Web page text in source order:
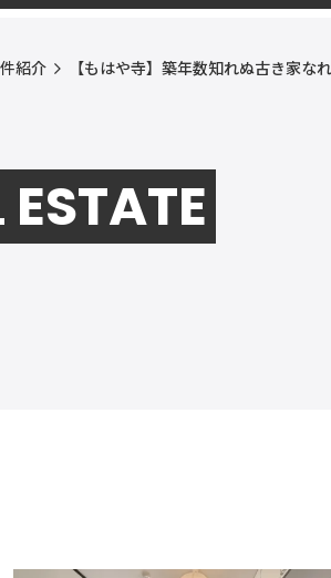
紹介 【もはや寺】築年数知れぬ古き家な
ESTATE